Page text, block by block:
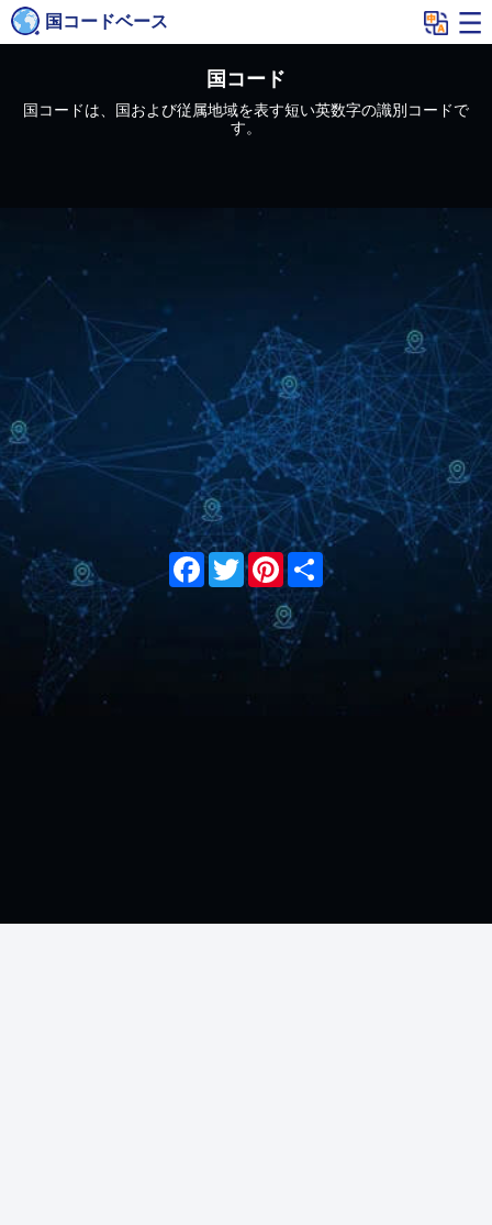
国コードベース
国コード
国コードは、国および従属地域を表す短い英数字の識別コードで
す。
Facebook
TwitterPinterest
Share